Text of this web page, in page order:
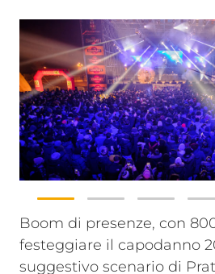
Boom di presenze, con
festeggiare il capodanno
suggestivo scenario di